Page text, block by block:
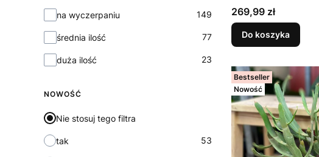
Dostępność
na wyczerpaniu 149
średnia ilość 77
duża ilość 23
NOWOŚĆ
Nie stosuj tego filtra
tak 53
Cena
269,99 zł
Do koszyka
Bestseller
Nowość